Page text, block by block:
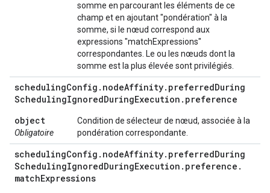
somme en parcourant les éléments de ce
champ et en ajoutant "pondération" à la
somme, si le nœud correspond aux
expressions "matchExpressions"
correspondantes. Le ou les nœuds dont la
somme est la plus élevée sont privilégiés.
schedulingConfig . nodeAffinity. preferredDuring
SchedulingIgnoredDuringExecution . preference
object
Obligatoire
Condition de sélecteur de nœud, associée à la
pondération correspondante.
schedulingConfig . nodeAffinity. preferredDuring
SchedulingIgnoredDuringExecution . preference .
matchExpressions